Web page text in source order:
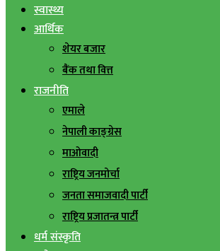
स्वास्थ्य
आर्थिक
शेयर बजार
बैंक तथा वित्त
राजनीति
एमाले
नेपाली काङ्ग्रेस
माओवादी
राष्ट्रिय जनमोर्चा
जनता समाजवादी पार्टी
राष्ट्रिय प्रजातन्त्र पार्टी
धर्म संस्कृति